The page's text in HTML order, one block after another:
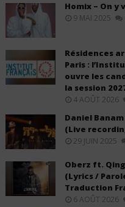
- IS IT LOVE (Lyrics &
Française)
Homix – On y
9 MAI 2025
Résidences
Paris :
ouvre les
la session
4 AOÛT 2026
Daniel Banam
(Live
29 JUIN 2025
Oberz ft.
(Lyrics /
Traduction
6 AOÛT 2026